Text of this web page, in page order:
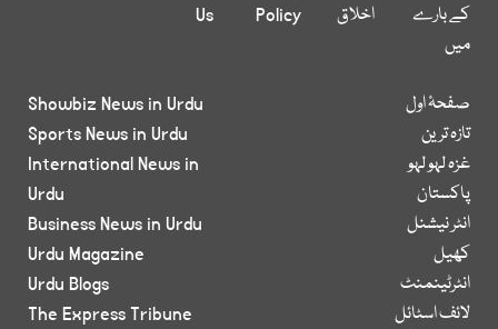
کے بارے
میں
اخلاق
Policy
Us
صفحۂ اول
تازہ ترین
غزہ لہو لہو
پاکستان
انٹر نیشنل
کھیل
انٹرٹینمنٹ
لائف اسٹائل
Showbiz News in Urdu
Sports News in Urdu
International News in
Urdu
Business News in Urdu
Urdu Magazine
Urdu Blogs
The Express Tribune